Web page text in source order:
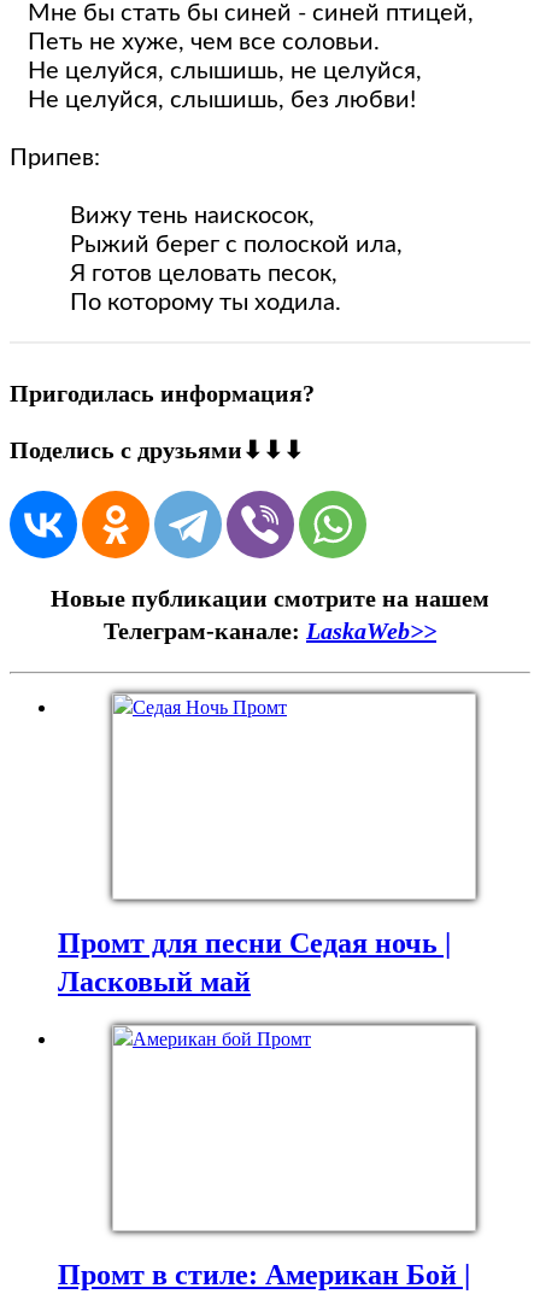
   Мне бы стать бы синей - синей птицей,
   Петь не хуже, чем все соловьи.
   Не целуйся, слышишь, не целуйся,
   Не целуйся, слышишь, без любви!
Припев:
          Вижу тень наискосок,
          Рыжий берег с полоской ила,
          Я готов целовать песок,
          По которому ты ходила.
Пригодилась информация?
Поделись с друзьями⬇⬇⬇
Новые публикации смотрите на нашем
Телеграм-канале: LaskaWeb>>
Промт для песни Седая ночь |
Ласковый май
Промт в стиле: Американ Бой |